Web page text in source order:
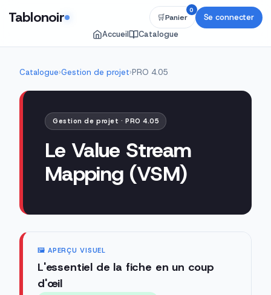
Tablonoir
Accueil Catalogue
🛒Panier
0
Se connecter
Catalogue›Gestion de projet›PRO 4.05
Gestion de projet · PRO 4.05
Le Value Stream
Mapping (VSM)
🖼️ APERÇU VISUEL
L'essentiel de la fiche en un coup
d'œil